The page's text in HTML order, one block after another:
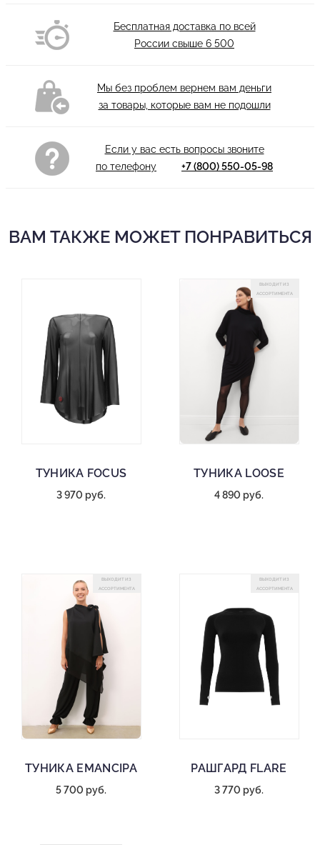
Вашему образу. Горловина по спинке усилена кантом.
Дизайн: Россия, Москва
Производство: Москва
Бесплатная доставка по всей
России свыше 6 500
Мы без проблем вернем вам деньги
за товары, которые вам не подошли
Если у вас есть вопросы звоните
по телефону
+7 (800) 550-05-98
ВАМ ТАКЖЕ МОЖЕТ ПОНРАВИТЬСЯ
ТУНИКА FOCUS
3 970 руб.
ВЫХОДИТ ИЗ
АССОРТИМЕНТА
ТУНИКА LOOSE
4 890 руб.
ВЫХОДИТ ИЗ
АССОРТИМЕНТА
ТУНИКА EMANCIPA
5 700 руб.
ВЫХОДИТ ИЗ
АССОРТИМЕНТА
РАШГАРД FLARE
3 770 руб.